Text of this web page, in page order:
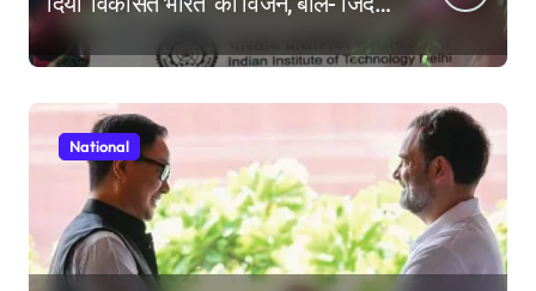
की परीक्षा में सब कुछ आउट ऑफ सिलेबस
होता है
National